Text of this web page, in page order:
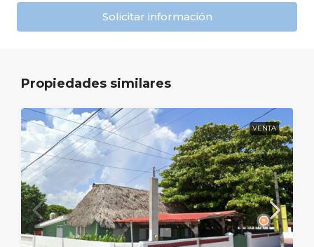
Solicitar información
Propiedades similares
VENTA